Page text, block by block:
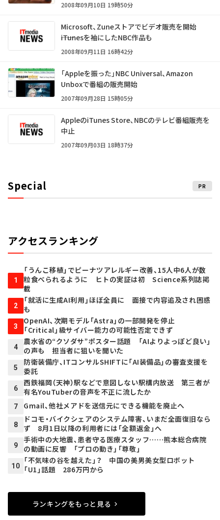
2008年09月10日 19時50分
Microsoft、Zuneストアでビデオ販売を開始
――iTunesを袖にしたNBC作品も
2008年09月11日 16時42分
「Appleを振った」NBC Universal、Amazon
Unboxで番組の販売開始
2007年09月28日 15時05分
AppleのiTunes Store、NBCのテレビ番組販売を
中止
2007年09月03日 18時37分
Special PR
アクセスランキング
1
「うんこ移植」でピーナツアレルギー改善、15人中6人が数
粒食べられるように ヒトの実証は初 Science系列誌掲
載
2
「就活に生成AI利用」ほぼ全員に 面接で内容追及され困惑
も
3
OpenAI、次期モデル「Astra」の一部開発を停止
「Critical」級サイバー能力の可能性否定できず
4
農水省の“クソダサ”ポスター話題 「AIよりよっぽど良い」
の声も 担当者に狙いを聞いた
5
防衛装備庁、ITコンサルSHIFTに「AI装備品」の審査支援を
委託
6
西鉄福岡（天神）駅などで意図しない駅構内放送 第三者が
有名YouTuberの音声を不正に流したか
7 Gmail、他社メアドを送信元にできる機能を廃止へ
8
ドコモ・バイクシェアのシステム障害、いまだ全面復旧なら
ず 8月1日以降の利用者には「全額返金」へ
9
手術中の大地震、患者守る医療スタッフ……熊本総合病院
の動画に反響 「プロの動き」「尊敬」
10
「不気味の谷を越えた」？ 中国の美男美女型ロボット
「U1」話題 286万円から
ランキングをもっと見る